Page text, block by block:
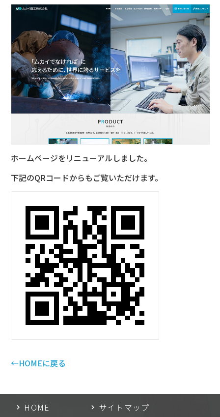
ホームページをリニューアルしました。
下記のQRコードからもご覧いただけます。
←HOMEに戻る
HOME サイトマップ